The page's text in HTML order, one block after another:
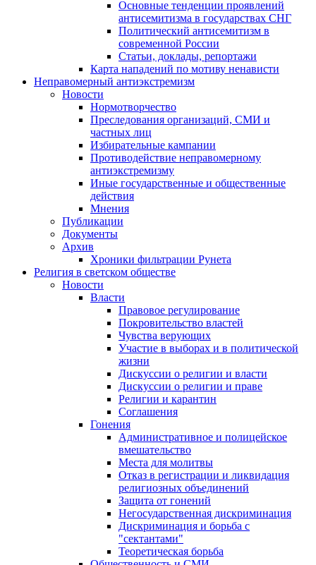
Основные тенденции проявлений
антисемитизма в государствах СНГ
Политический антисемитизм в
современной России
Статьи, доклады, репортажи
Карта нападений по мотиву ненависти
Неправомерный антиэкстремизм
Новости
Нормотворчество
Преследования организаций, СМИ и
частных лиц
Избирательные кампании
Противодействие неправомерному
антиэкстремизму
Иные государственные и общественные
действия
Мнения
Публикации
Документы
Архив
Хроники фильтрации Рунета
Религия в светском обществе
Новости
Власти
Правовое регулирование
Покровительство властей
Чувства верующих
Участие в выборах и в политической
жизни
Дискуссии о религии и власти
Дискуссии о религии и праве
Религии и карантин
Соглашения
Гонения
Административное и полицейское
вмешательство
Места для молитвы
Отказ в регистрации и ликвидация
религиозных объединений
Защита от гонений
Негосударственная дискриминация
Дискриминация и борьба с
"сектантами"
Теоретическая борьба